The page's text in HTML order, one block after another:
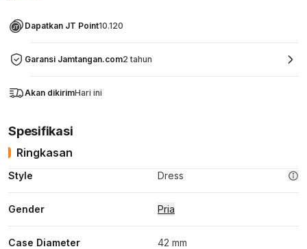
Dapatkan JT Point10.120
Garansi Jamtangan.com2 tahun
Akan dikirimHari ini
Spesifikasi
Ringkasan
Style Dress
Gender Pria
Case Diameter 42 mm